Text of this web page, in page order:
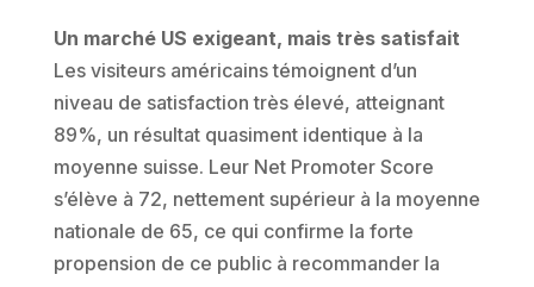
Un marché US exigeant, mais très satisfait
Les visiteurs américains témoignent d’un
niveau de satisfaction très élevé, atteignant
89%, un résultat quasiment identique à la
moyenne suisse. Leur Net Promoter Score
s’élève à 72, nettement supérieur à la moyenne
nationale de 65, ce qui confirme la forte
propension de ce public à recommander la